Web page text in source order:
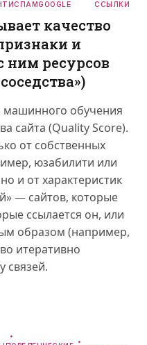
GOOGLE ССЫЛКИ
качество
и
ним ресурсов
машинного обучения
сайта (Quality Score).
от собственных
юзабилити или
и от характеристик
— сайтов, которые
ссылается он, или
образом (например,
итеративно
связей.